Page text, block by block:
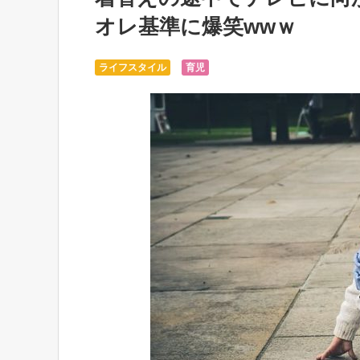
オレ基準に爆笑wwｗ
ライフスタイル 育児